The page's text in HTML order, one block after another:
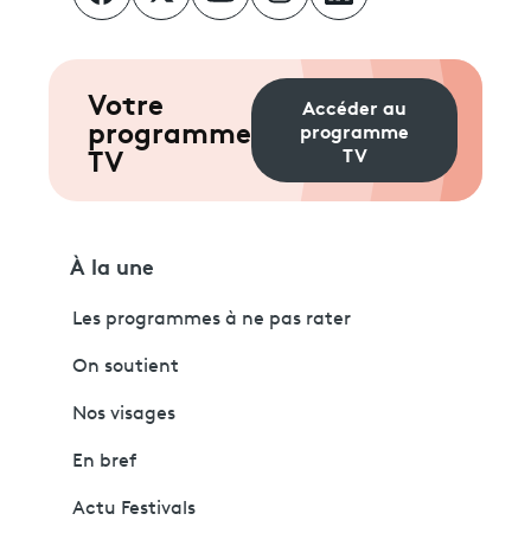
Votre
programme
TV
Accéder au
programme
TV
À la une
Les programmes à ne pas rater
On soutient
Nos visages
En bref
Actu Festivals